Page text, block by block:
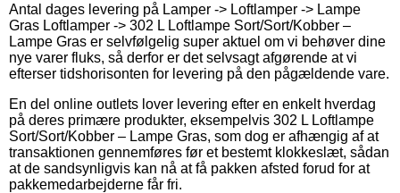
Antal dages levering på Lamper -> Loftlamper -> Lampe
Gras Loftlamper -> 302 L Loftlampe Sort/Sort/Kobber –
Lampe Gras er selvfølgelig super aktuel om vi behøver dine
nye varer fluks, så derfor er det selvsagt afgørende at vi
efterser tidshorisonten for levering på den pågældende vare.
En del online outlets lover levering efter en enkelt hverdag
på deres primære produkter, eksempelvis 302 L Loftlampe
Sort/Sort/Kobber – Lampe Gras, som dog er afhængig af at
transaktionen gennemføres før et bestemt klokkeslæt, sådan
at de sandsynligvis kan nå at få pakken afsted forud for at
pakkemedarbejderne får fri.